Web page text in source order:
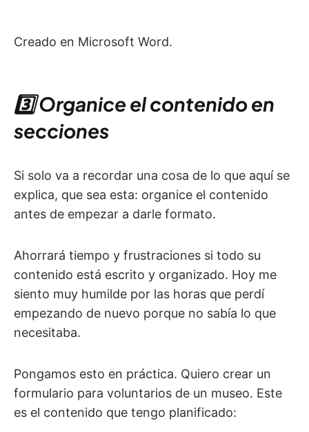
Creado en Microsoft Word.
3️⃣ Organice el contenido en
secciones
Si solo va a recordar una cosa de lo que aquí se
explica, que sea esta: organice el contenido
antes de empezar a darle formato.
Ahorrará tiempo y frustraciones si todo su
contenido está escrito y organizado. Hoy me
siento muy humilde por las horas que perdí
empezando de nuevo porque no sabía lo que
necesitaba.
Pongamos esto en práctica. Quiero crear un
formulario para voluntarios de un museo. Este
es el contenido que tengo planificado: